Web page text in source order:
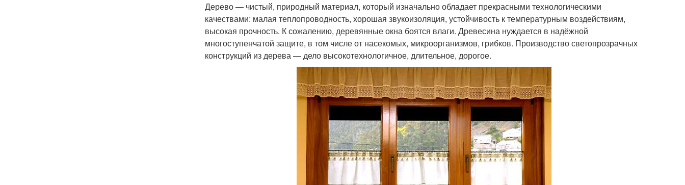
Дерево — чистый, природный материал, который изначально обладает прекрасными технологическими
качествами: малая теплопроводность, хорошая звукоизоляция, устойчивость к температурным воздействиям,
высокая прочность. К сожалению, деревянные окна боятся влаги. Древесина нуждается в надёжной
многоступенчатой защите, в том числе от насекомых, микроорганизмов, грибков. Производство светопрозрачных
конструкций из дерева — дело высокотехнологичное, длительное, дорогое.